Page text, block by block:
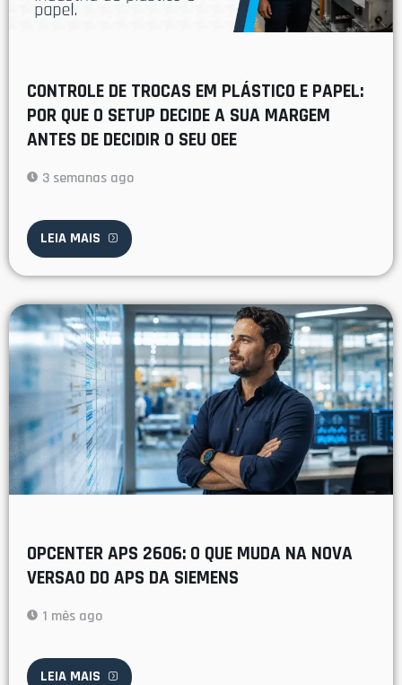
CONTROLE DE TROCAS EM PLÁSTICO E PAPEL:
POR QUE O SETUP DECIDE A SUA MARGEM
ANTES DE DECIDIR O SEU OEE
3 semanas ago
LEIA MAIS
OPCENTER APS 2606: O QUE MUDA NA NOVA
VERSAO DO APS DA SIEMENS
1 mês ago
LEIA MAIS